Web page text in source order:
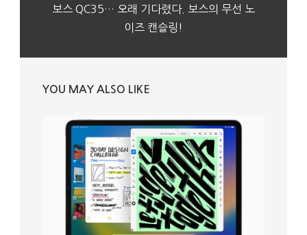
보스 QC35… 오래 기다렸다. 보스의 무선 노
이즈 캔슬링!
YOU MAY ALSO LIKE